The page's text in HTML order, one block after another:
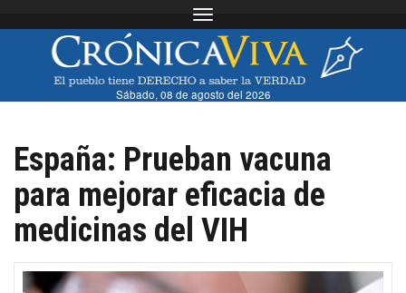
Toggle navigation
Sábado, 08 de agosto del 2026
España: Prueban vacuna
para mejorar eficacia de
medicinas del VIH